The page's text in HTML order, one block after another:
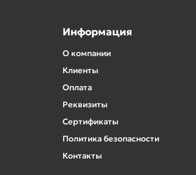
Информация
О компании
Клиенты
Оплата
Реквизиты
Сертификаты
Политика безопасности
Контакты